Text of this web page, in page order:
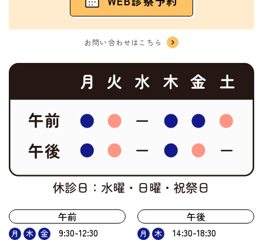
お問い合わせはこちら
午前
月 木 金 9:30-12:30
午後
月 木 14:30-18:30